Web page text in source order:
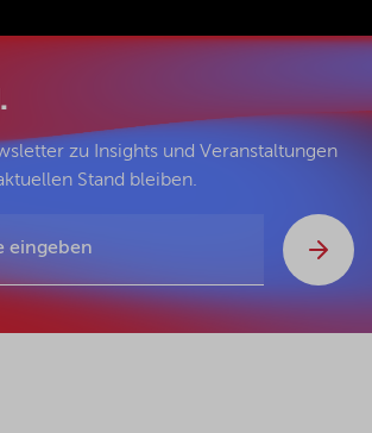
zu Insights und Veranstaltungen
Stand bleiben.